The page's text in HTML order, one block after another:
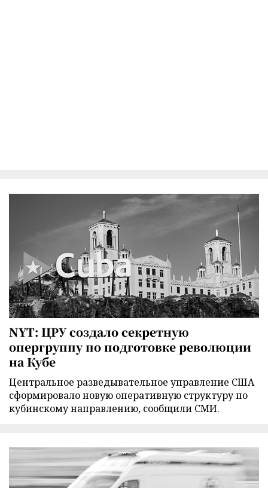
NYT: ЦРУ создало секретную
опергруппу по подготовке революции
на Кубе
Центральное разведывательное управление США
сформировало новую оперативную структуру по
кубинскому направлению, сообщили СМИ.